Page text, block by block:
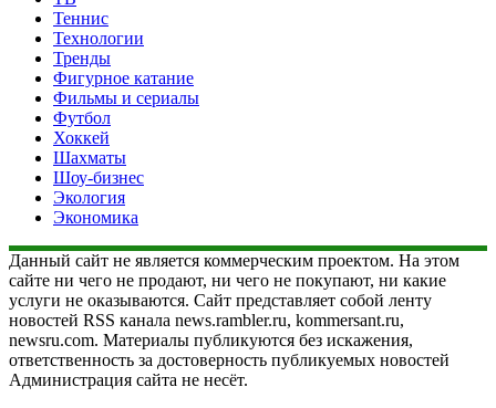
Теннис
Технологии
Тренды
Фигурное катание
Фильмы и сериалы
Футбол
Хоккей
Шахматы
Шоу-бизнес
Экология
Экономика
Данный сайт не является коммерческим проектом. На этом
сайте ни чего не продают, ни чего не покупают, ни какие
услуги не оказываются. Сайт представляет собой ленту
новостей RSS канала news.rambler.ru, kommersant.ru,
newsru.com. Материалы публикуются без искажения,
ответственность за достоверность публикуемых новостей
Администрация сайта не несёт.